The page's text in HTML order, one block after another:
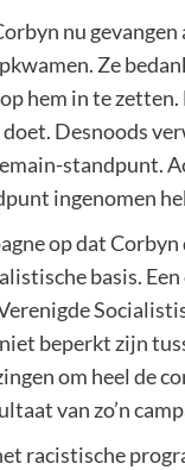
nu
Ze
hem in te
Desnoods
standpunt.
ingenomen
op dat
basis.
beperkt zijn
om heel de
van zo’n
racistische